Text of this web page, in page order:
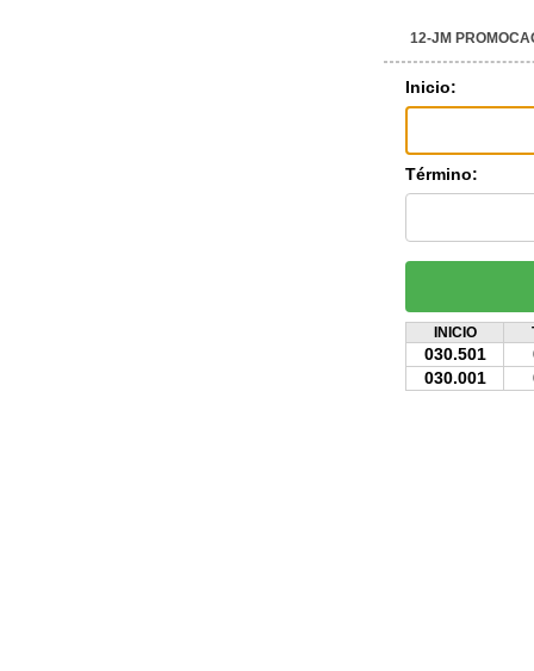
12-JM
Inicio:
Término:
INICIO
030.501
030.001